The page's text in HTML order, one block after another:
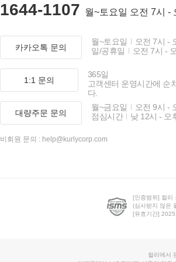
1644-1107 월~토요일 오전 7시 -
카카오톡 문의
월~토요일
오전 7시 -
일/공휴일
오전 7시 -
1:1 문의
365일
고객센터 운영시간에 순
다.
대량주문 문의
월~금요일
오전 9시 -
점심시간
낮 12시 - 오
비회원 문의 : help@kurlycorp.com
[인증범위] 컬리
(심사받지 않은
[유효기간]
컬리에서